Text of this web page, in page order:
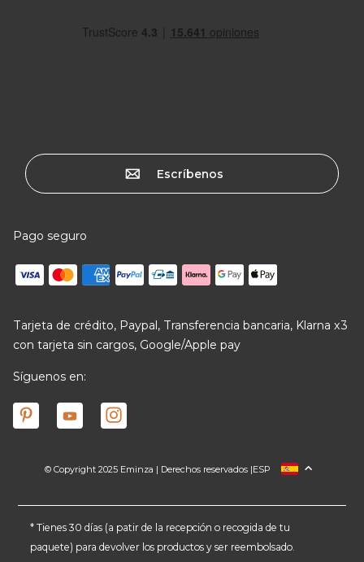
Escríbenos
Pago seguro
Tarjeta de crédito, Paypal, Transferencia bancaria, Klarna x3
con tarjeta sin cargos, Google/Apple pay
Síguenos en:
© Copyright 2025 Eminza | Derechos reservados |
FRANCIA
ALEMANIA
PAÍSES BAJOS
ESP
* Tienes 30 días (a patir de la recepción o recogida de tu
paquete) para devolver los productos y ser reembolsado.